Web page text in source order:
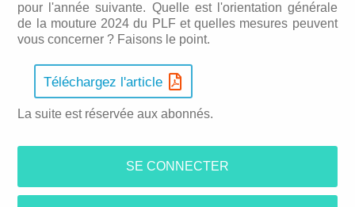
pour l'année suivante. Quelle est l'orientation générale
de la mouture 2024 du PLF et quelles mesures peuvent
vous concerner ? Faisons le point.
Téléchargez l'article
La suite est réservée aux abonnés.
SE CONNECTER